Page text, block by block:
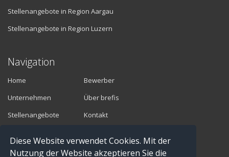
Diese Website verwendet Cookies. Mit der
Nutzung der Website akzeptieren Sie die
Stellenangebote in Region Aargau
Stellenangebote in Region Luzern
Navigation
Home
Unternehmen
Stellenangebote
Bewerber
Über brefis
Kontakt
Vermittler